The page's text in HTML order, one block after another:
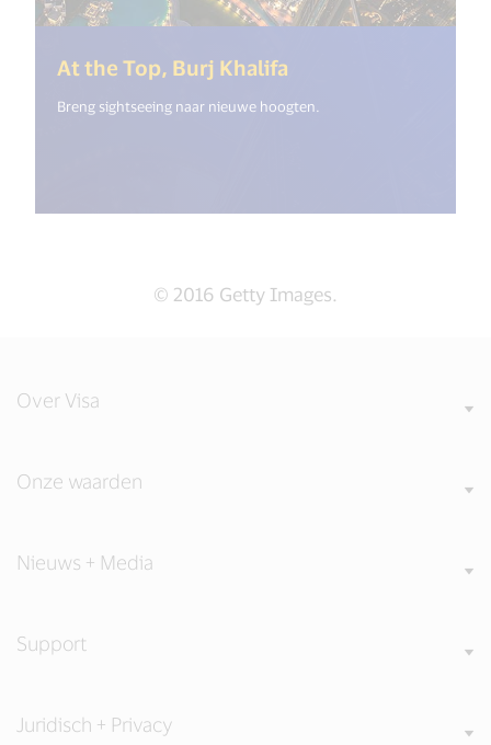
At the Top, Burj Khalifa
Breng sightseeing naar nieuwe hoogten.
© 2016 Getty Images.
Over Visa
Onze waarden
Nieuws + Media
Support
Juridisch + Privacy